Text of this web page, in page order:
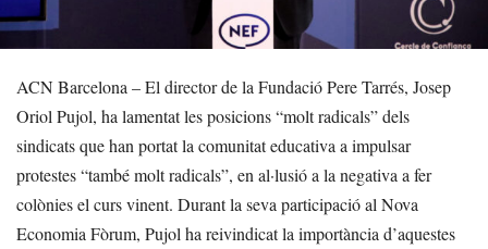
ACN Barcelona – El director de la Fundació Pere Tarrés, Josep
Oriol Pujol, ha lamentat les posicions “molt radicals” dels
sindicats que han portat la comunitat educativa a impulsar
protestes “també molt radicals”, en al·lusió a la negativa a fer
colònies el curs vinent. Durant la seva participació al Nova
Economia Fòrum, Pujol ha reivindicat la importància d’aquestes